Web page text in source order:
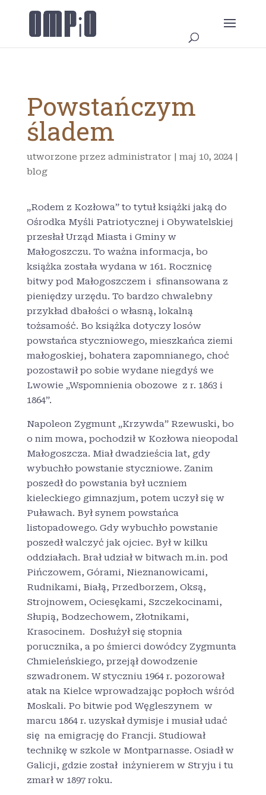
Powstańczym
śladem
utworzone przez administrator | maj 10, 2024|
blog
„Rodem z Kozłowa” to tytuł książki jaką do
Ośrodka Myśli Patriotycznej i Obywatelskiej
przesłał Urząd Miasta i Gminy w
Małogoszczu. To ważna informacja, bo
książka została wydana w 161. Rocznicę
bitwy pod Małogoszczem i sfinansowana z
pieniędzy urzędu. To bardzo chwalebny
przykład dbałości o własną, lokalną
tożsamość. Bo książka dotyczy losów
powstańca styczniowego, mieszkańca ziemi
małogoskiej, bohatera zapomnianego, choć
pozostawił po sobie wydane niegdyś we
Lwowie „Wspomnienia obozowe z r. 1863 i
1864”.
Napoleon Zygmunt „Krzywda” Rzewuski, bo
o nim mowa, pochodził w Kozłowa nieopodal
Małogoszcza. Miał dwadzieścia lat, gdy
wybuchło powstanie styczniowe. Zanim
poszedł do powstania był uczniem
kieleckiego gimnazjum, potem uczył się w
Puławach. Był synem powstańca
listopadowego. Gdy wybuchło powstanie
poszedł walczyć jak ojciec. Był w kilku
oddziałach. Brał udział w bitwach m.in. pod
Pińczowem, Górami, Nieznanowicami,
Rudnikami, Białą, Przedborzem, Oksą,
Strojnowem, Ociesękami, Szczekocinami,
Słupią, Bodzechowem, Złotnikami,
Krasocinem. Dosłużył się stopnia
porucznika, a po śmierci dowódcy Zygmunta
Chmieleńskiego, przejął dowodzenie
szwadronem. W styczniu 1964 r. pozorował
atak na Kielce wprowadzając popłoch wśród
Moskali. Po bitwie pod Węgleszynem w
marcu 1864 r. uzyskał dymisje i musiał udać
się na emigrację do Francji. Studiował
technikę w szkole w Montparnasse. Osiadł w
Galicji, gdzie został inżynierem w Stryju i tu
zmarł w 1897 roku.